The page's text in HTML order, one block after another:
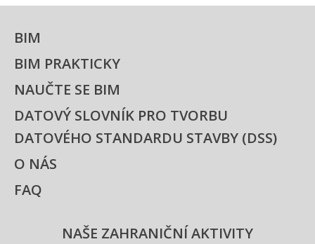
BIM
BIM PRAKTICKY
NAUČTE SE BIM
DATOVÝ SLOVNÍK PRO TVORBU
DATOVÉHO STANDARDU STAVBY (DSS)
O NÁS
FAQ
NAŠE ZAHRANIČNÍ AKTIVITY